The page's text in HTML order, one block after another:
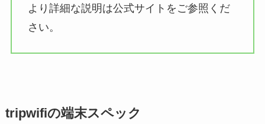
より詳細な説明は公式サイトをご参照くだ
さい。
tripwifiの端末スペック